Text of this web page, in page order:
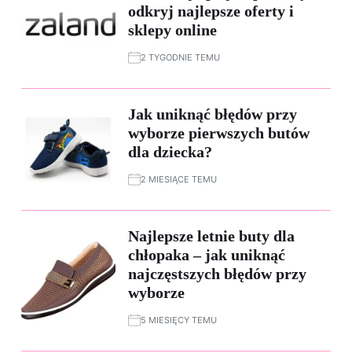
odkryj najlepsze oferty i
sklepy online
2 TYGODNIE TEMU
Jak uniknąć błędów przy
wyborze pierwszych butów
dla dziecka?
2 MIESIĄCE TEMU
Najlepsze letnie buty dla
chłopaka – jak uniknąć
najczęstszych błędów przy
wyborze
5 MIESIĘCY TEMU